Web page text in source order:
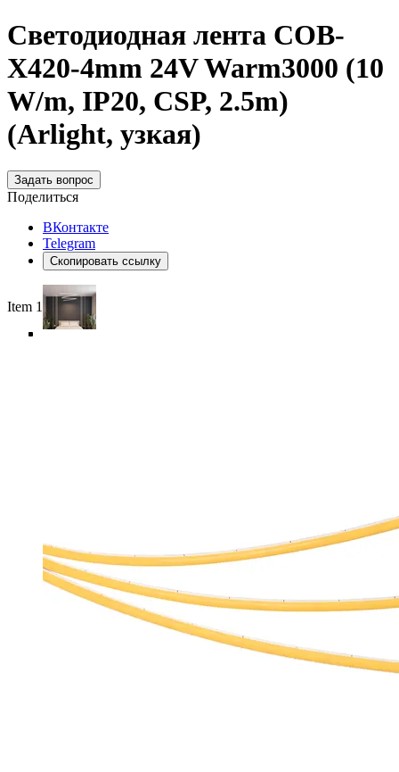
Светодиодная лента COB-
X420-4mm 24V Warm3000 (10
W/m, IP20, CSP, 2.5m)
(Arlight, узкая)
Задать вопрос
Поделиться
ВКонтакте
Telegram
Скопировать ссылку
Item 1 of 6